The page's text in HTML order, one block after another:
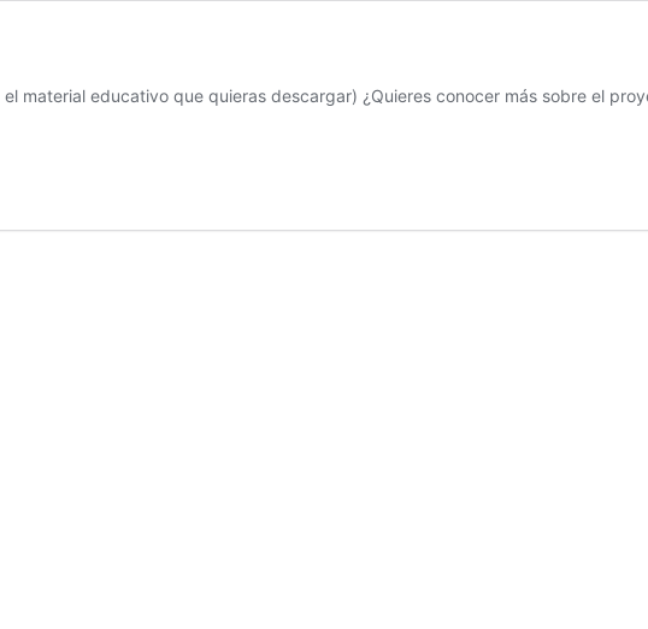
material educativo que quieras descargar) ¿Quieres conocer más sobre el